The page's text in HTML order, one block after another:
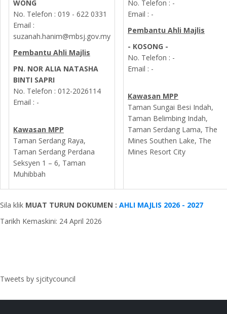
WONG
No. Telefon : 019 - 622 0331
Email :
suzanah.hanim@mbsj.gov.my
Pembantu Ahli Majlis
PN. NOR ALIA NATASHA
BINTI SAPRI
No. Telefon : 012-2026114
Email : -
Kawasan MPP
Taman Serdang Raya,
Taman Serdang Perdana
Seksyen 1 – 6, Taman
Muhibbah
No. Telefon : -
Email : -
Pembantu Ahli Majlis
- KOSONG -
No. Telefon : -
Email : -
Kawasan MPP
Taman Sungai Besi Indah,
Taman Belimbing Indah,
Taman Serdang Lama, The
Mines Southen Lake, The
Mines Resort City
Sila klik MUAT TURUN DOKUMEN : AHLI MAJLIS 2026 - 2027
Tarikh Kemaskini: 24 April 2026
Tweets by sjcitycouncil